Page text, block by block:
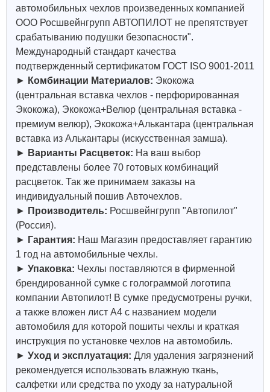
автомобильных чехлов произведенных компанией
ООО Росшвейнгрупп АВТОПИЛОТ не препятствует
срабатыванию подушки безопасности".
Международный стандарт качества
подтвержденный сертификатом ГОСТ ISO 9001-2011
► Комбинации Материалов: Экокожа
(центральная вставка чехлов - перфорированная
Экокожа), Экокожа+Велюр (центральная вставка -
премиум велюр), Экокожа+Алькантара (центральная
вставка из Алькантары (искусственная замша).
► Варианты Расцветок: На ваш выбор
представлены более 70 готовых комбинаций
расцветок. Так же принимаем заказы на
индивидуальный пошив Авточехлов.
► Производитель: Росшвейнгрупп "Автопилот"
(Россия).
► Гарантия: Наш Магазин предоставляет гарантию
1 год на автомобильные чехлы.
► Упаковка: Чехлы поставляются в фирменной
брендированной сумке с голограммой логотипа
компании Автопилот! В сумке предусмотрены ручки,
а также вложен лист А4 с названием модели
автомобиля для которой пошиты чехлы и краткая
инструкция по установке чехлов на автомобиль.
► Уход и эксплуатация: Для удаления загрязнений
рекомендуется использовать влажную ткань,
салфетки или средства по уходу за натуральной